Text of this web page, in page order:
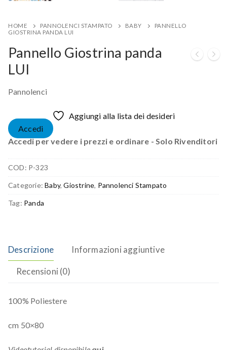
HOME PANNOLENCI STAMPATO BABY
PANNELLO
GIOSTRINA PANDA LUI
Pannello Giostrina panda
LUI
Pannolenci
Aggiungi alla lista dei desideri
Accedi
Accedi per vedere i prezzi e ordinare - Solo Rivenditori
COD: P-323
Categorie:Baby,Giostrine, Pannolenci Stampato
Tag: Panda
Descrizione Informazioni aggiuntive
Recensioni (0)
100% Poliestere
cm 50×80